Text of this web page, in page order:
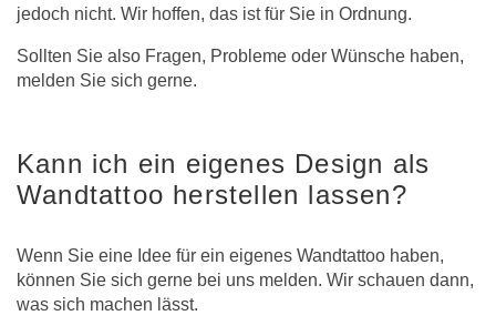
jedoch nicht. Wir hoffen, das ist für Sie in Ordnung.
Sollten Sie also Fragen, Probleme oder Wünsche haben,
melden Sie sich gerne.
Kann ich ein eigenes Design als
Wandtattoo herstellen lassen?
Wenn Sie eine Idee für ein eigenes Wandtattoo haben,
können Sie sich gerne bei uns melden. Wir schauen dann,
was sich machen lässt.